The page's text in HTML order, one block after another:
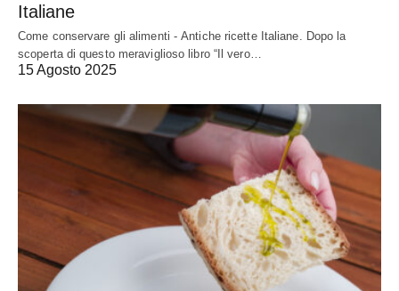
Italiane
Come conservare gli alimenti - Antiche ricette Italiane. Dopo la
scoperta di questo meraviglioso libro “Il vero…
15 Agosto 2025